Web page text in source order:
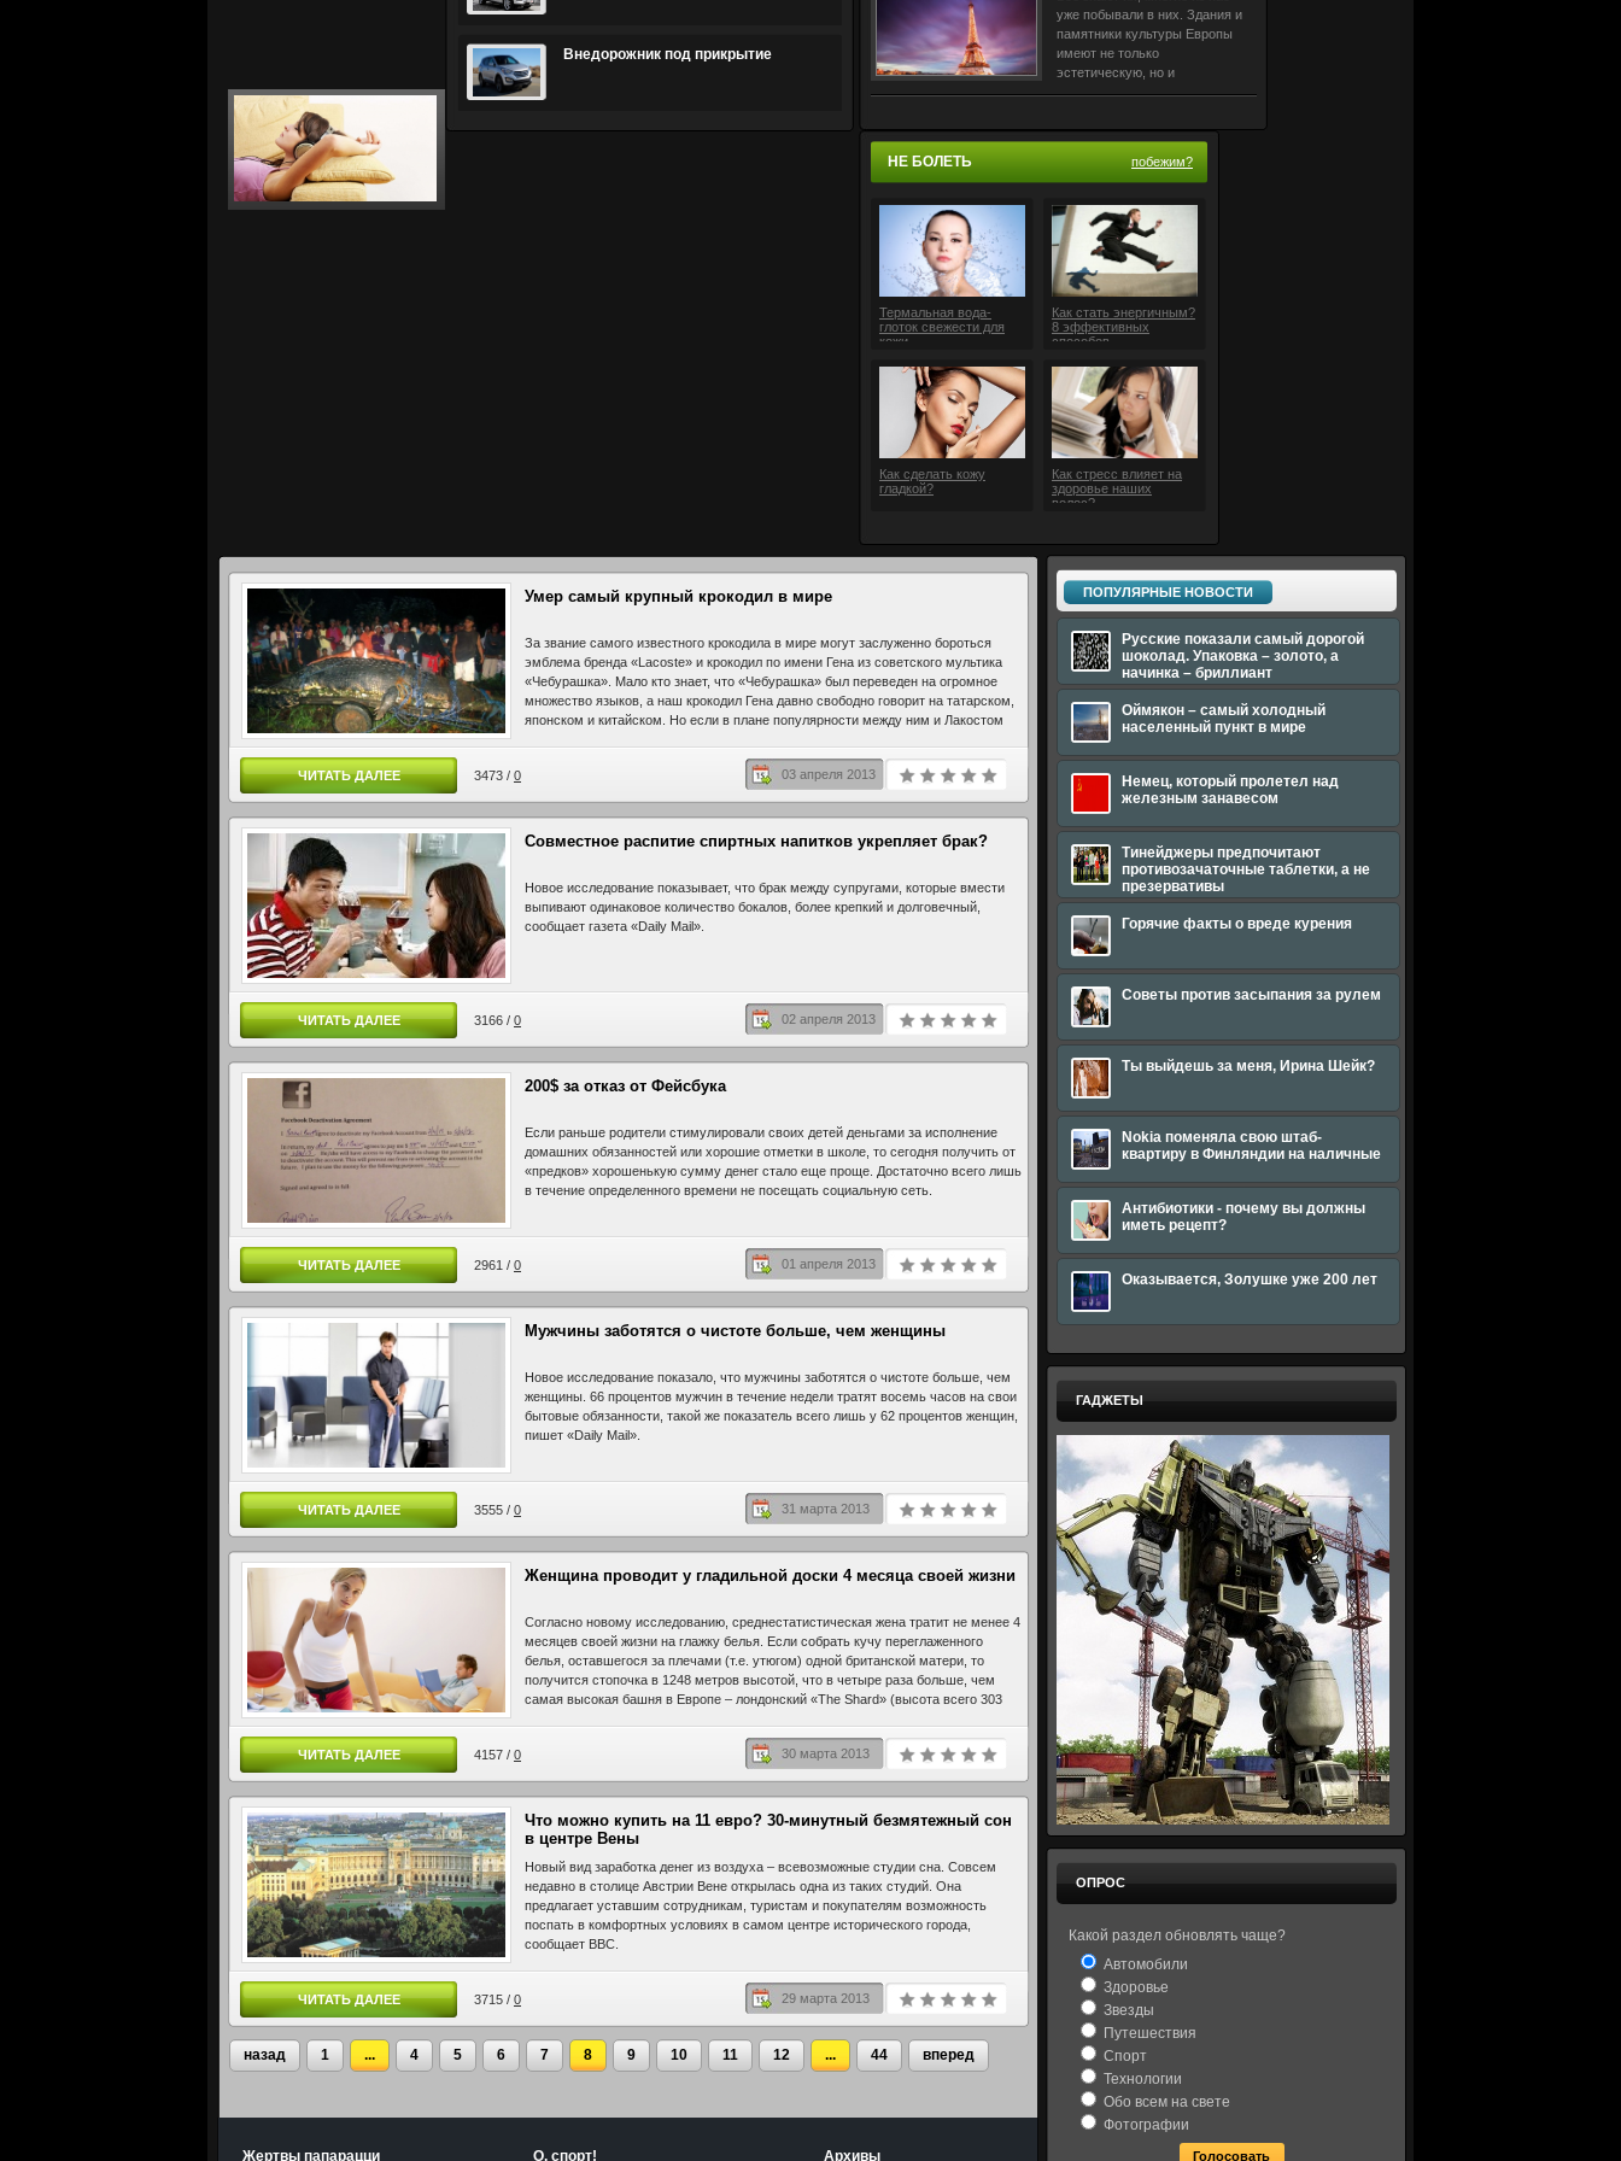
Внедорожник под прикрытие
уже побывали в них. Здания и
памятники культуры Европы
имеют не только
эстетическую, но и
экономическую ценность,
«Handelsblatt». Новое
НЕ БОЛЕТЬ побежим?
Термальная вода-
глоток свежести для
кожи
Как стать энергичным?
8 эффективных
способов
Как сделать кожу
гладкой?
Как стресс влияет на
здоровье наших
волос?
Умер самый крупный крокодил в мире
За звание самого известного крокодила в мире могут заслуженно бороться
эмблема бренда «Lacoste» и крокодил по имени Гена из советского мультика
«Чебурашка». Мало кто знает, что «Чебурашка» был переведен на огромное
множество языков, а наш крокодил Гена давно свободно говорит на татарском,
японском и китайском. Но если в плане популярности между ним и Лакостом
добрым крокодилом мы можем с полной уверенностью. О чем это я? Недавно
умер один из самых-самых крокодилов.
ЧИТАТЬ ДАЛЕЕ 3473 / 0 03 апреля 2013
Совместное распитие спиртных напитков укрепляет брак?
Новое исследование показывает, что брак между супругами, которые вмести
выпивают одинаковое количество бокалов, более крепкий и долговечный,
сообщает газета «Daily Mail».
ЧИТАТЬ ДАЛЕЕ 3166 / 0 02 апреля 2013
200$ за отказ от Фейсбука
Если раньше родители стимулировали своих детей деньгами за исполнение
домашних обязанностей или хорошие отметки в школе, то сегодня получить от
«предков» хорошенькую сумму денег стало еще проще. Достаточно всего лишь
в течение определенного времени не посещать социальную сеть.
ЧИТАТЬ ДАЛЕЕ 2961 / 0 01 апреля 2013
Мужчины заботятся о чистоте больше, чем женщины
Новое исследование показало, что мужчины заботятся о чистоте больше, чем
женщины. 66 процентов мужчин в течение недели тратят восемь часов на свои
бытовые обязанности, такой же показатель всего лишь у 62 процентов женщин,
пишет «Daily Mail».
ЧИТАТЬ ДАЛЕЕ 3555 / 0 31 марта 2013
Женщина проводит у гладильной доски 4 месяца своей жизни
Согласно новому исследованию, среднестатистическая жена тратит не менее 4
месяцев своей жизни на глажку белья. Если собрать кучу переглаженного
белья, оставшегося за плечами (т.е. утюгом) одной британской матери, то
получится стопочка в 1248 метров высотой, что в четыре раза больше, чем
самая высокая башня в Европе – лондонский «The Shard» (высота всего 303
ЧИТАТЬ ДАЛЕЕ 4157 / 0 30 марта 2013
Что можно купить на 11 евро? 30-минутный безмятежный сон
в центре Вены
Новый вид заработка денег из воздуха – всевозможные студии сна. Совсем
недавно в столице Австрии Вене открылась одна из таких студий. Она
предлагает уставшим сотрудникам, туристам и покупателям возможность
поспать в комфортных условиях в самом центре исторического города,
сообщает BBC.
ЧИТАТЬ ДАЛЕЕ 3715 / 0 29 марта 2013
назад 1 ... 4 5 6 7 8 9 10 11 12 ... 44 вперед
Жертвы папарацци О, спорт! Архивы
ПОПУЛЯРНЫЕ НОВОСТИ
Русские показали самый дорогой
шоколад. Упаковка – золото, а
начинка – бриллиант
Оймякон – самый холодный
населенный пункт в мире
Немец, который пролетел над
железным занавесом
Тинейджеры предпочитают
противозачаточные таблетки, а не
презервативы
Горячие факты о вреде курения
Советы против засыпания за рулем
Ты выйдешь за меня, Ирина Шейк?
Nokia поменяла свою штаб-
квартиру в Финляндии на наличные
Антибиотики - почему вы должны
иметь рецепт?
Оказывается, Золушке уже 200 лет
ГАДЖЕТЫ
ОПРОС
Какой раздел обновлять чаще?
Автомобили
Здоровье
Звезды
Путешествия
Спорт
Технологии
Обо всем на свете
Фотографии